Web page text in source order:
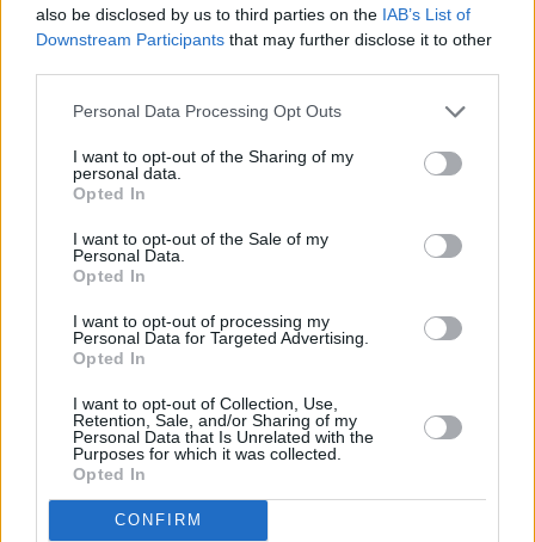
also be disclosed by us to third parties on the IAB’s List of
Downstream Participants that may further disclose it to other
Personal Data Processing Opt Outs
I want to opt-out of the Sharing of my
personal data.
Opted In
I want to opt-out of the Sale of my
Personal Data.
Opted In
I want to opt-out of processing my
Personal Data for Targeted Advertising.
Opted In
I want to opt-out of Collection, Use,
Retention, Sale, and/or Sharing of my
Personal Data that Is Unrelated with the
Purposes for which it was collected.
Opted In
CONFIRM
αλήθεια»
Τζεφ Μοντάνα: «Κανένας δεν μπορεί
να σου πει ποιος είσαι»